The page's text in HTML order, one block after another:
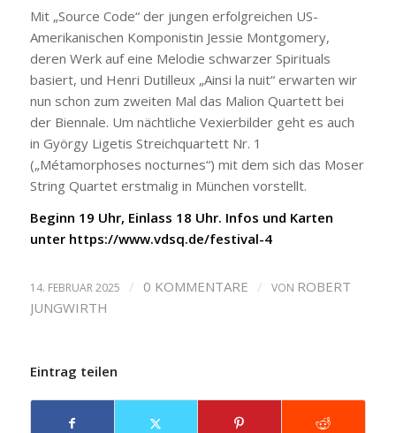
Mit „Source Code“ der jungen erfolgreichen US-
Amerikanischen Komponistin Jessie Montgomery,
deren Werk auf eine Melodie schwarzer Spirituals
basiert, und Henri Dutilleux „Ainsi la nuit“ erwarten wir
nun schon zum zweiten Mal das Malion Quartett bei
der Biennale. Um nächtliche Vexierbilder geht es auch
in György Ligetis Streichquartett Nr. 1
(„Métamorphoses nocturnes“) mit dem sich das Moser
String Quartet erstmalig in München vorstellt.
Beginn 19 Uhr, Einlass 18 Uhr. Infos und Karten
unter https://www.vdsq.de/festival-4
14. FEBRUAR 2025 / 0 KOMMENTARE / VON ROBERT
JUNGWIRTH
Eintrag teilen